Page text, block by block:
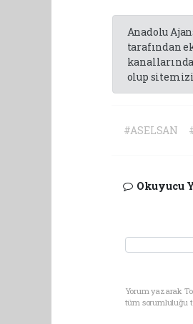
Anadolu
tarafından
olup
#ASELSAN
Okuyucu
Yorum yazarak
tüm sorumluluğu